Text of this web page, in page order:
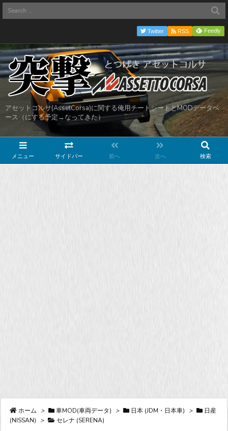
アセットコルサ(AssetCorsa)に関する俺用チートシートとMODデータベ
ース（にする予定→なってきた）
メニュー サイドバー 前へ 次へ 検索
Twitter RSS Feedly
ホーム > 車MOD(車両データ) > 日本 (JDM・日本車) >
日産
(NISSAN)
> セレナ (SERENA)